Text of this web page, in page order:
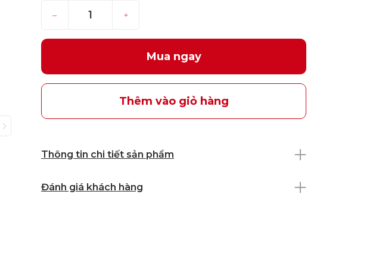
– +
Mua ngay
Thêm vào giỏ hàng
Thông tin chi tiết sản phẩm
Đánh giá khách hàng